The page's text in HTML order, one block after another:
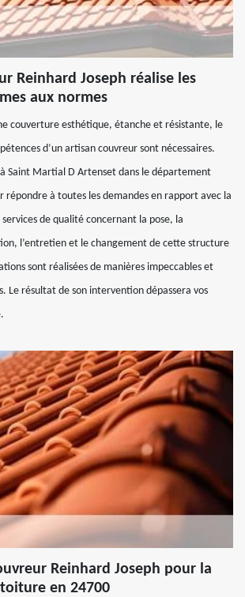
Reinhard Joseph réalise les
aux normes
couverture esthétique, étanche et résistante, le
d’un artisan couvreur sont nécessaires.
à Saint Martial D Artenset dans le département
répondre à toutes les demandes en rapport avec la
de qualité concernant la pose, la
l’entretien et le changement de cette structure
sont réalisées de manières impeccables et
Le résultat de son intervention dépassera vos
Reinhard Joseph pour la
en 24700